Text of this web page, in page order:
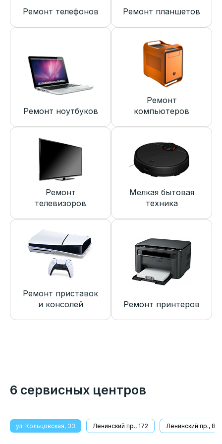
Ремонт телефонов Ремонт планшетов
Ремонт ноутбуков
Ремонт
компьютеров
Ремонт
телевизоров
Мелкая бытовая
техника
Ремонт приставок
и консолей
Ремонт принтеров
6 сервисных центров
ул. Кольцовская, 33 Ленинский пр., 172 Ленинский пр., 8/1